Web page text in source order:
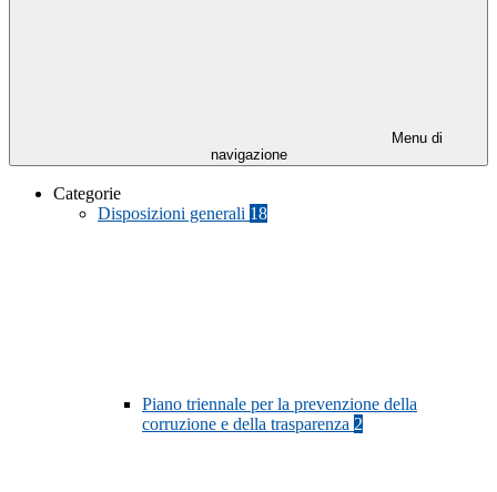
Menu di
navigazione
Categorie
Disposizioni generali 18
Piano triennale per la prevenzione della
corruzione e della trasparenza 2